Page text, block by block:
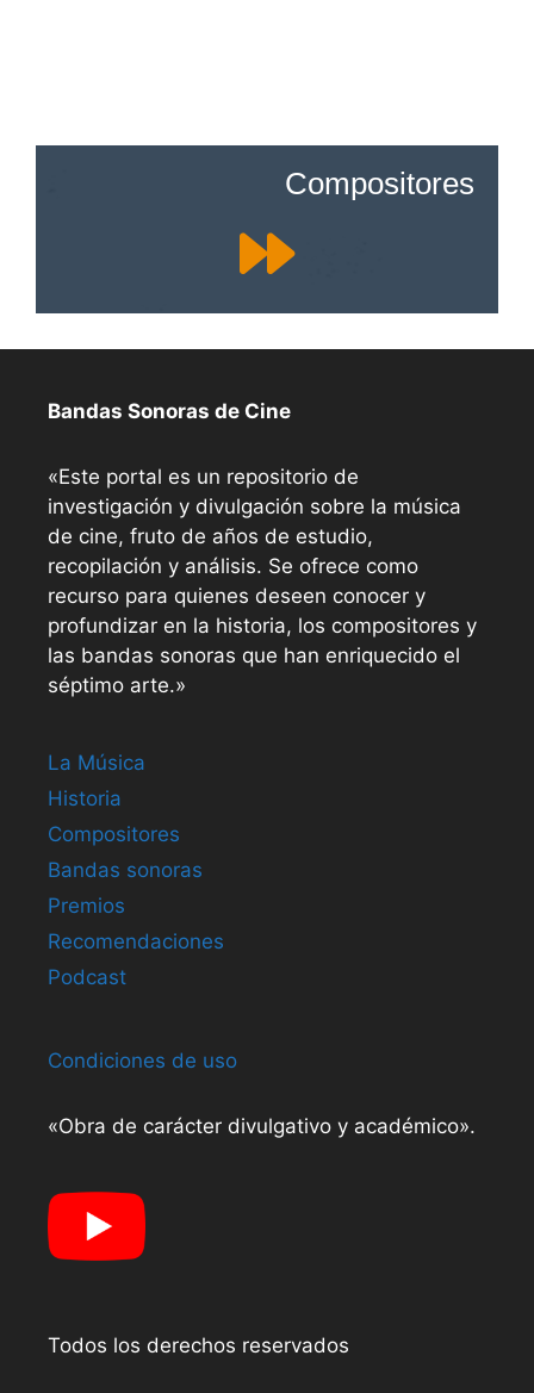
Compositores
Bandas Sonoras de Cine
«Este portal es un repositorio de
investigación y divulgación sobre la música
de cine, fruto de años de estudio,
recopilación y análisis. Se ofrece como
recurso para quienes deseen conocer y
profundizar en la historia, los compositores y
las bandas sonoras que han enriquecido el
séptimo arte.»
La Música
Historia
Compositores
Bandas sonoras
Premios
Recomendaciones
Podcast
Condiciones de uso
«Obra de carácter divulgativo y académico».
Todos los derechos reservados